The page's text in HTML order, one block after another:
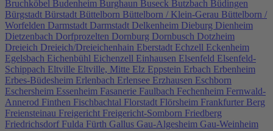
Bruchköbel Budenheim Burghaun Buseck Butzbach Büdingen
Bürgstadt Bürstadt Büttelborn Büttelborn / Klein-Gerau Büttelborn /
Worfelden Darmstadt Darmstadt Delkenheim Dieburg Dienheim
Dietzenbach Dorfprozelten Dornburg Dornbusch Dotzheim
Dreieich Dreieich/Dreieichenhain Eberstadt Echzell Eckenheim
Egelsbach Eichenbühl Eichenzell Einhausen Elsenfeld Elsenfeld-
Schippach Eltville Eltville, Mitte Elz Eppstein Erbach Erbenheim
Erbes-Büdesheim Erlenbach Erlensee Erzhausen Eschborn
Eschersheim Essenheim Fasanerie Faulbach Fechenheim Fernwald-
Annerod Finthen Fischbachtal Florstadt Flörsheim Frankfurter Berg
Freiensteinau Freigericht Freigericht-Somborn Friedberg
Friedrichsdorf Fulda Fürth Gallus Gau-Algesheim Gau-Weinheim